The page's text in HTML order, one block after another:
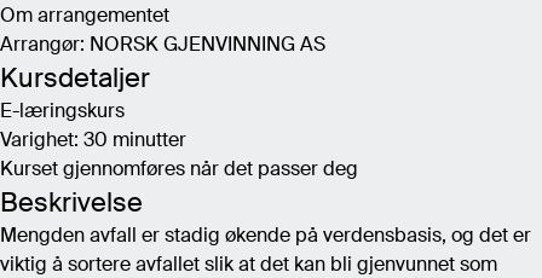
Om arrangementet
Arrangør: NORSK GJENVINNING AS
Kursdetaljer
E-læringskurs
Varighet: 30 minutter
Kurset gjennomføres når det passer deg
Beskrivelse
Mengden avfall er stadig økende på verdensbasis, og det er
viktig å sortere avfallet slik at det kan bli gjenvunnet som